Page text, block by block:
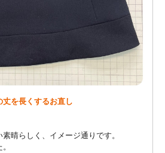
を長くするお直し
晴らしく、イメージ通りです。